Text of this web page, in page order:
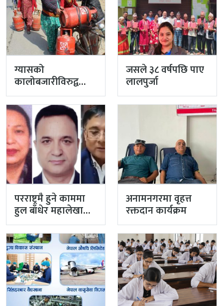
ग्यासको
कालोबजारीविरुद्व
प्रहरीको एक्सन
जसले ३८ वर्षपछि पाए
लालपुर्जा
परराष्ट्रमै हुने काममा
हुल बाँधेर महालेखा
नियन्त्रक कार्यालयको
टोली मिसन…
अनामनगरमा वृहत्त
रक्तदान कार्यक्रम